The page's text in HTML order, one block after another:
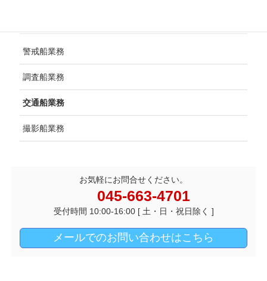
警戒船業務
調査船業務
交通船業務
撮影船業務
お気軽にお問合せください。
045-663-4701
受付時間 10:00-16:00 [ 土・日・祝日除く ]
メールでのお問い合わせはこちら